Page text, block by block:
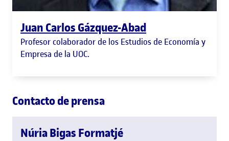
Juan Carlos Gázquez-Abad
Profesor colaborador de los Estudios de Economía y
Empresa de la UOC.
Contacto de prensa
Núria Bigas Formatjé